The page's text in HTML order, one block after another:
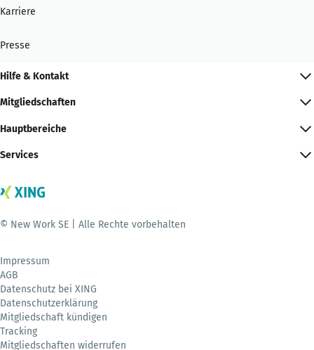
Karriere
Presse
Hilfe & Kontakt
Mitgliedschaften
Hauptbereiche
Services
© New Work SE | Alle Rechte vorbehalten
Impressum
AGB
Datenschutz bei XING
Datenschutzerklärung
Mitgliedschaft kündigen
Tracking
Mitgliedschaften widerrufen